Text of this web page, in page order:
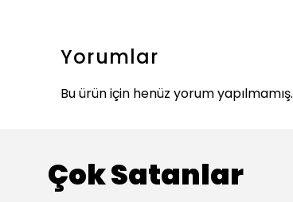
Yorumlar
Bu ürün için henüz yorum yapılmamış.
Çok Satanlar